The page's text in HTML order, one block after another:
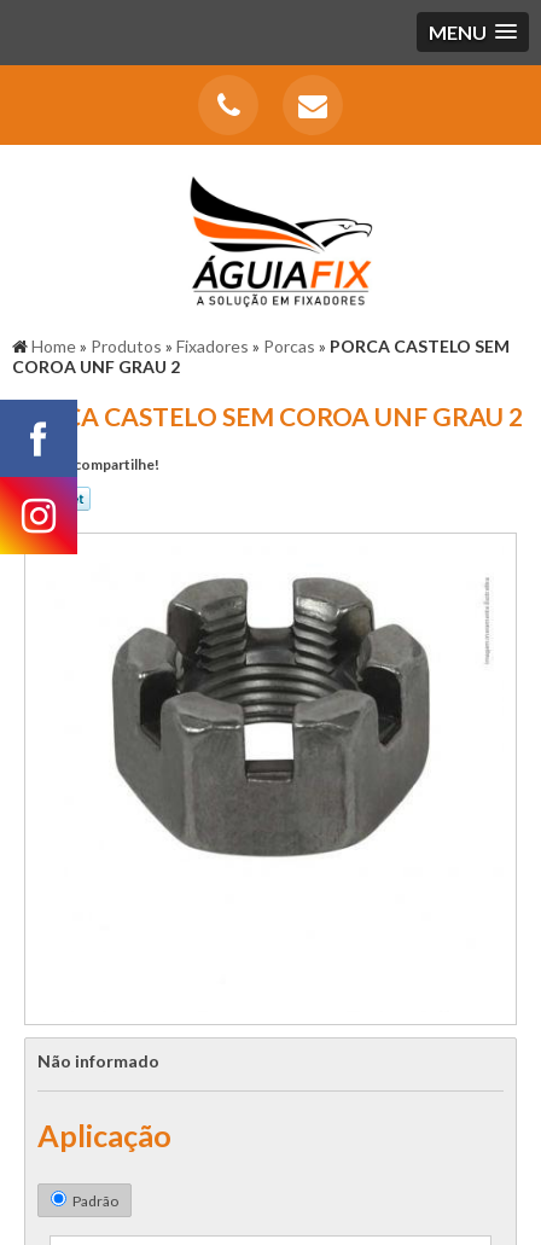
MENU
Home» Produtos » Fixadores » Porcas » PORCA CASTELO SEM
COROA UNF GRAU 2
PORCA CASTELO SEM COROA UNF GRAU 2
Gostou? compartilhe!
Não informado
Aplicação
Padrão